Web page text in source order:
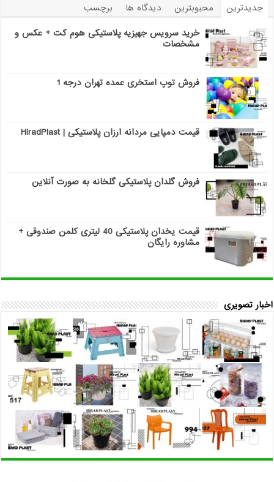
جدیدترین محبوبترین دیدگاه ها
برچسب
خرید سرویس جهیزیه پلاستیکی هوم کت + عکس و
مشخصات
فروش توپ استخری عمده تهران درجه 1
قیمت دمپایی مردانه ارزان پلاستیکی | HiradPlast
فروش گلدان پلاستیکی گلخانه به صورت آنلاین
قیمت یخدان پلاستیکی 40 لیتری کلمن صندوقی +
مشاوره رایگان
اخبار تصویری